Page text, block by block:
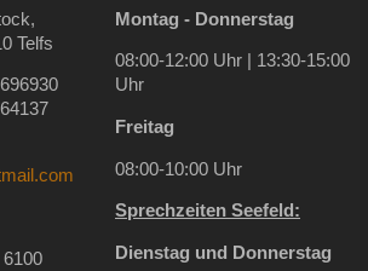
Telfs
6100
Montag - Donnerstag
08:00-12:00 Uhr | 13:30-15:00
Uhr
Freitag
08:00-10:00 Uhr
Sprechzeiten Seefeld:
Dienstag und Donnerstag